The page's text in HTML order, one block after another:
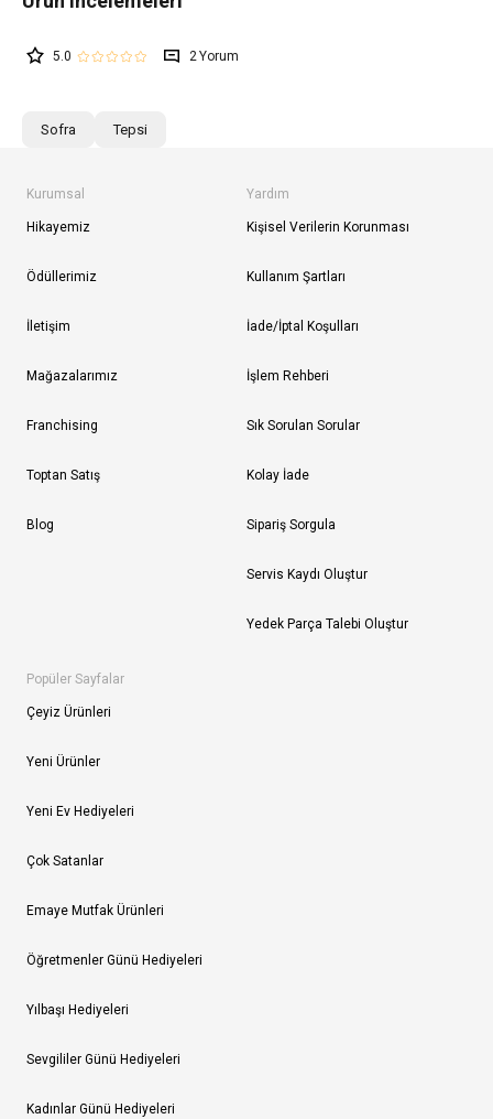
5.0 2
Sofra Tepsi
Kurumsal
Hikayemiz
Ödüllerimiz
İletişim
Mağazalarımız
Franchising
Toptan Satış
Blog
Yardım
Kişisel Verilerin Korunması
Kullanım Şartları
İade/İptal Koşulları
İşlem Rehberi
Sık Sorulan Sorular
Kolay İade
Sipariş Sorgula
Servis Kaydı Oluştur
Yedek Parça Talebi Oluştur
Popüler Sayfalar
Çeyiz Ürünleri
Yeni Ürünler
Yeni Ev Hediyeleri
Çok Satanlar
Emaye Mutfak Ürünleri
Öğretmenler Günü Hediyeleri
Yılbaşı Hediyeleri
Sevgililer Günü Hediyeleri
Kadınlar Günü Hediyeleri